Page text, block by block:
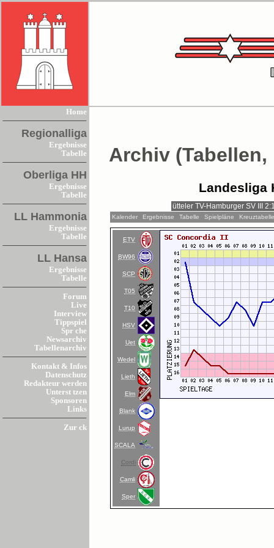
Home
Regionalliga
Ergebnisse
Tabelle
Oberliga HH
Ergebnisse
Tabelle
LL Hammonia
Ergebnisse
Tabelle
LL Hansa
Ergebnisse
Tabelle
Forum
Live
Interview
Tippspiel
Spr che
Newsarchiv
Tabellenarchiv
Kontakt & Infos
Datenschutz
Redakteur werden
Unterst tzen
Sponsoren
Links
Zur ck
Archiv
Landesliga
Kalender Ergebnisse Tabelle Spielpläne
ETV
BW96
SCP
T05
T10
HSV
Uet
Wedel
Lieth
Elm
Blank
Lurup
SCALA
Cordi
Camli
Sper